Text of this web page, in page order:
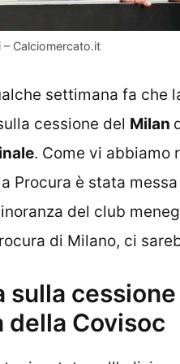
– Calciomercato.it
settimana fa che
cessione del Milan
. Come vi abbiamo
Procura è stata
del club
di Milano, ci
sulla
della Covisoc